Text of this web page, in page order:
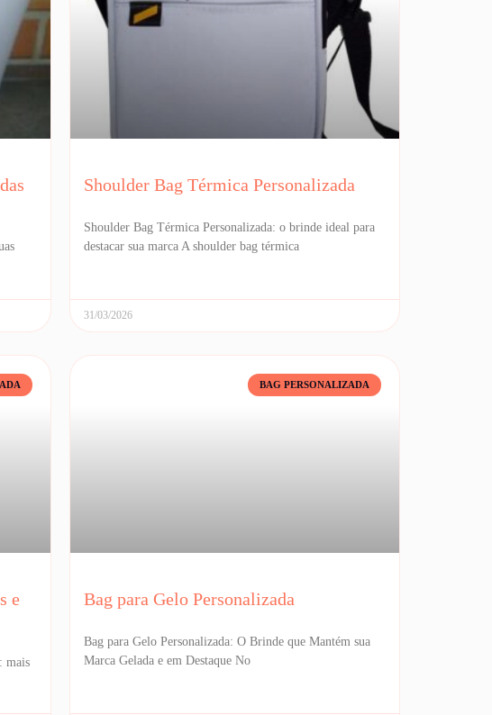
Shoulder Bag Térmica Personalizada
Shoulder Bag Térmica Personalizada: o brinde ideal para
destacar sua marca A shoulder bag térmica
31/03/2026
e
mais
BAG PERSONALIZADA
Bag para Gelo Personalizada
Bag para Gelo Personalizada: O Brinde que Mantém sua
Marca Gelada e em Destaque No